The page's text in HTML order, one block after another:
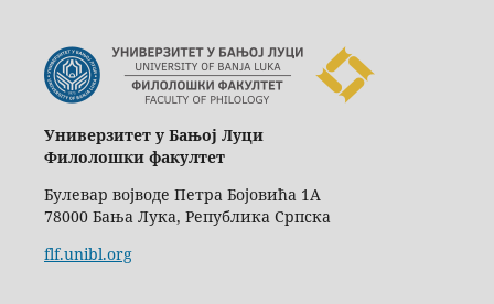
Универзитет у Бањој Луци
Филолошки факултет
Булевар војводе Петра Бојовића 1А
78000 Бања Лука, Република Српска
flf.unibl.org